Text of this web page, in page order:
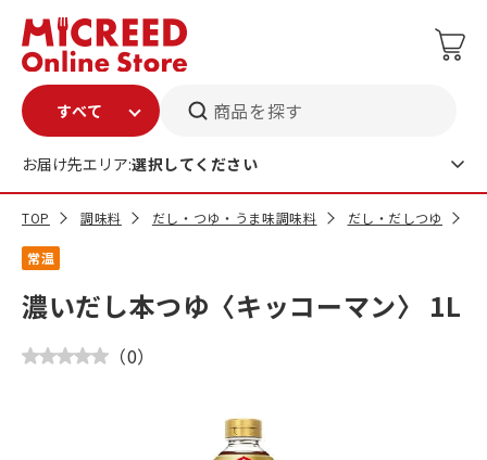
商品を探す
お届け先エリア:選択してください
TOP 調味料 だし・つゆ・うま味調味料 だし・だしつゆ
常温
濃いだし本つゆ〈キッコーマン〉 1L
（0）